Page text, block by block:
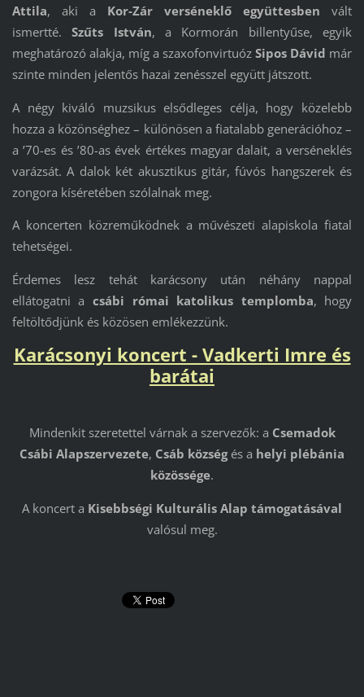
Attila, aki a Kor-Zár verséneklő együttesben vált
ismertté.Szűts István, a Kormorán billentyűse, egyik
meghatározó alakja, míg a szaxofonvirtuózSipos Dávid már
szinte minden jelentős hazai zenésszel együtt játszott.
A négy kiváló muzsikus elsődleges célja, hogy közelebb
hozza a közönséghez – különösen a fiatalabb generációhoz –
a ’70-es és ’80-as évek értékes magyar dalait, a verséneklés
varázsát. A dalok két akusztikus gitár, fúvós hangszerek és
zongora kíséretében szólalnak meg.
A koncerten közreműködnek a művészeti alapiskola fiatal
tehetségei.
Érdemes lesz tehát karácsony után néhány nappal
ellátogatni a csábi római katolikus templomba, hogy
feltöltődjünk és közösen emlékezzünk.
Karácsonyi koncert - Vadkerti Imre és
barátai
Mindenkit szeretettel várnak a szervezők: a Csemadok
Csábi Alapszervezete, Csáb községés a helyi plébánia
közössége.
A koncert a Kisebbségi Kulturális Alap támogatásával
valósul meg.